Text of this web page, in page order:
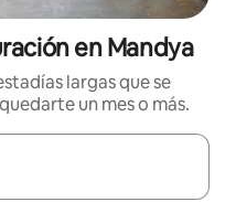
en Mandya
largas que se
un mes o más.
navegá con las